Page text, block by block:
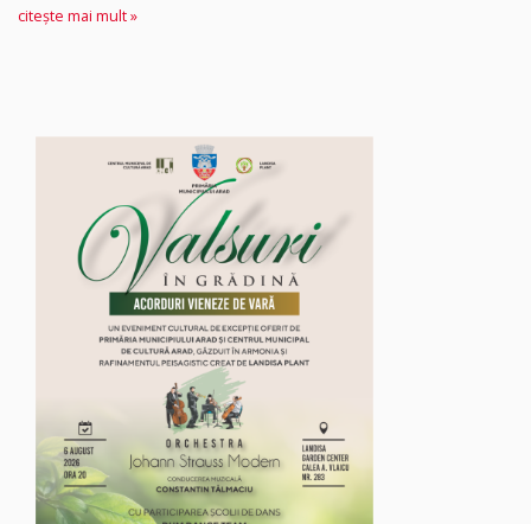
citește mai mult »